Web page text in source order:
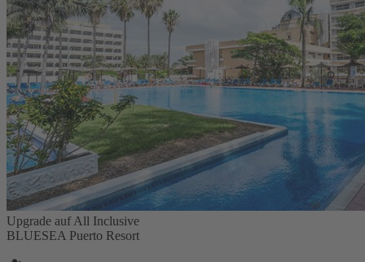
Upgrade auf All Inclusive
BLUESEA Puerto Resort